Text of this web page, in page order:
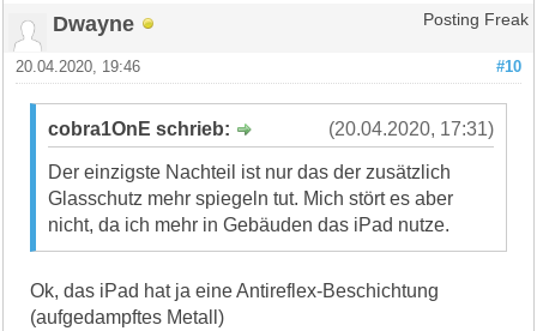
Dwayne Posting Freak
#10
20.04.2020, 19:46
(20.04.2020, 17:31)
cobra1OnE schrieb:
Der einzigste Nachteil ist nur das der zusätzlich
Glasschutz mehr spiegeln tut. Mich stört es aber
nicht, da ich mehr in Gebäuden das iPad nutze.
Ok, das iPad hat ja eine Antireflex-Beschichtung
(aufgedampftes Metall)